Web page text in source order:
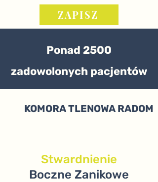
ZAPISZ
Ponad 2500
zadowolonych pacjentów
KOMORA TLENOWA RADOM
Stwardnienie
Boczne Zanikowe